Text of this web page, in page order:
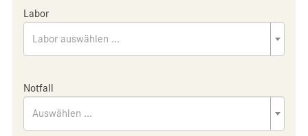
Labor
Labor auswählen ...
Notfall
Auswählen ...